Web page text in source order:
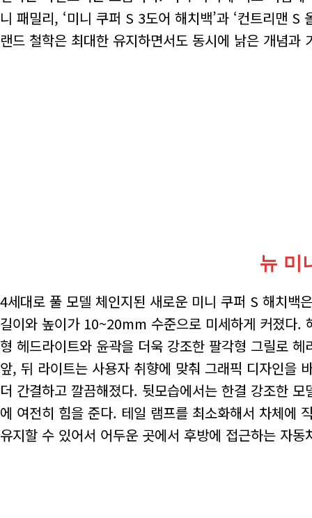
니 패밀리, ‘미니 쿠퍼 S 3도어 해치백’과 ‘컨트리맨
랜드 철학은 최대한 유지하면서도 동시에 낡은 개념
뉴 미
4세대로 풀 모델 체인지된 새로운 미니 쿠퍼 S 해치백
길이와 높이가 10~20mm 수준으로 미세하게 커졌다.
형 헤드라이트와 윤곽을 더욱 강조한 팔각형 그릴로
앞, 뒤 라이트는 사용자 취향에 맞춰 그래픽 디자인을
더 간결하고 깔끔해졌다. 뒷모습에서는 한결 강조한
에 여전히 힘을 준다. 테일 램프를 최소화해서 차체에
유지할 수 있어서 어두운 곳에서 후방에 접근하는 자